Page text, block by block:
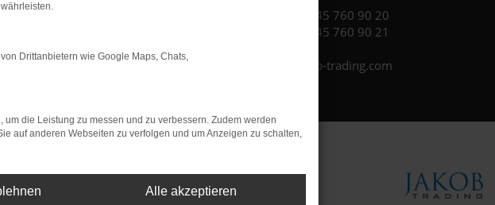
Tel.: +49 3745 760 90 20
Fax: +49 3745 760 90 21
Mail: fj@jakob-trading.com
Drittanbietern wie Google Maps, Chats,
die Leistung zu messen und zu verbessern. Zudem werden
auf anderen Webseiten zu verfolgen und um Anzeigen zu schalten,
Alle akzeptieren